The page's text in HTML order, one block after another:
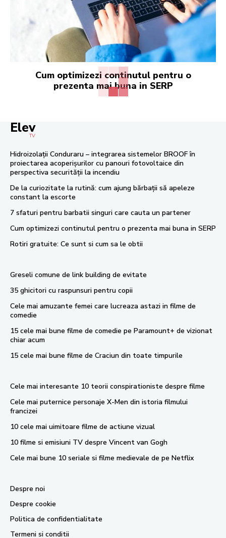
Cum optimizezi continutul pentru o
prezenta mai buna in SERP
Elev
TV
Hidroizolații Conduraru – integrarea sistemelor BROOF în
proiectarea acoperișurilor cu panouri fotovoltaice din
perspectiva securității la incendiu
De la curiozitate la rutină: cum ajung bărbații să apeleze
constant la escorte
7 sfaturi pentru barbatii singuri care cauta un partener
Cum optimizezi continutul pentru o prezenta mai buna in SERP
Rotiri gratuite: Ce sunt si cum sa le obtii
Greseli comune de link building de evitate
35 ghicitori cu raspunsuri pentru copii
Cele mai amuzante femei care lucreaza astazi in filme de
comedie
15 cele mai bune filme de comedie pe Paramount+ de vizionat
chiar acum
15 cele mai bune filme de Craciun din toate timpurile
Cele mai interesante 10 teorii conspirationiste despre filme
Cele mai puternice personaje X-Men din istoria filmului
francizei
10 cele mai uimitoare filme de actiune vizual
10 filme si emisiuni TV despre Vincent van Gogh
Cele mai bune 10 seriale si filme medievale de pe Netflix
Despre noi
Despre cookie
Politica de confidentialitate
Termeni si conditii